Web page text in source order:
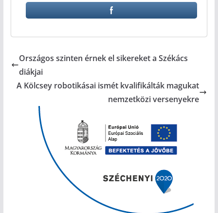
Országos szinten érnek el sikereket a Székács
diákjai
A Kölcsey robotikásai ismét kvalifikálták magukat
nemzetközi versenyekre